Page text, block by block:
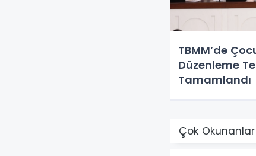
TBMM’de
Düzenleme
Tamamlandı
Çok Okunanlar